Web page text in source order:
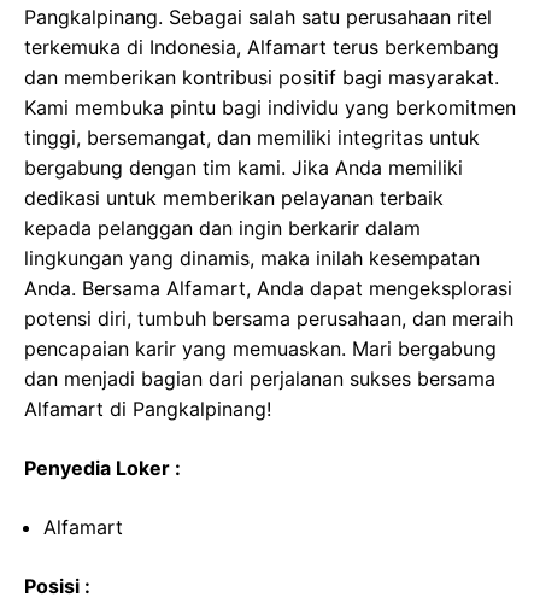
Pangkalpinang. Sebagai salah satu perusahaan ritel
terkemuka di Indonesia, Alfamart terus berkembang
dan memberikan kontribusi positif bagi masyarakat.
Kami membuka pintu bagi individu yang berkomitmen
tinggi, bersemangat, dan memiliki integritas untuk
bergabung dengan tim kami. Jika Anda memiliki
dedikasi untuk memberikan pelayanan terbaik
kepada pelanggan dan ingin berkarir dalam
lingkungan yang dinamis, maka inilah kesempatan
Anda. Bersama Alfamart, Anda dapat mengeksplorasi
potensi diri, tumbuh bersama perusahaan, dan meraih
pencapaian karir yang memuaskan. Mari bergabung
dan menjadi bagian dari perjalanan sukses bersama
Alfamart di Pangkalpinang!
Penyedia Loker :
Alfamart
Posisi :